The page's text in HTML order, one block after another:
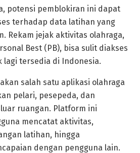
potensi pemblokiran ini dapat
terhadap data latihan yang
Rekam jejak aktivitas olahraga,
Best (PB), bisa sulit diakses
lagi tersedia di Indonesia.
salah satu aplikasi olahraga
pelari, pesepeda, dan
ruangan. Platform ini
mencatat aktivitas,
latihan, hingga
dengan pengguna lain.